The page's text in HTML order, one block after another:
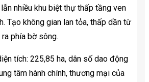
nhiều khu biệt thự thấp tầng ven
Tạo không gian lan tỏa, thấp dần từ
ra phía bờ sông.
tích: 225,85 ha, dân số dao động
tâm hành chính, thương mại của